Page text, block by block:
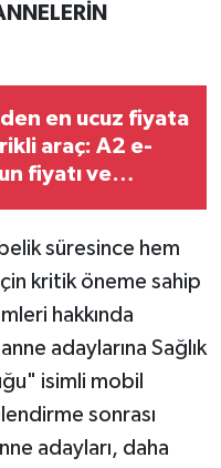
en ucuz fiyata
araç: A2 e-
fiyatı ve
süresince hem
kritik öneme sahip
hakkında
adaylarına Sağlık
isimli mobil
sonrası
adayları, daha